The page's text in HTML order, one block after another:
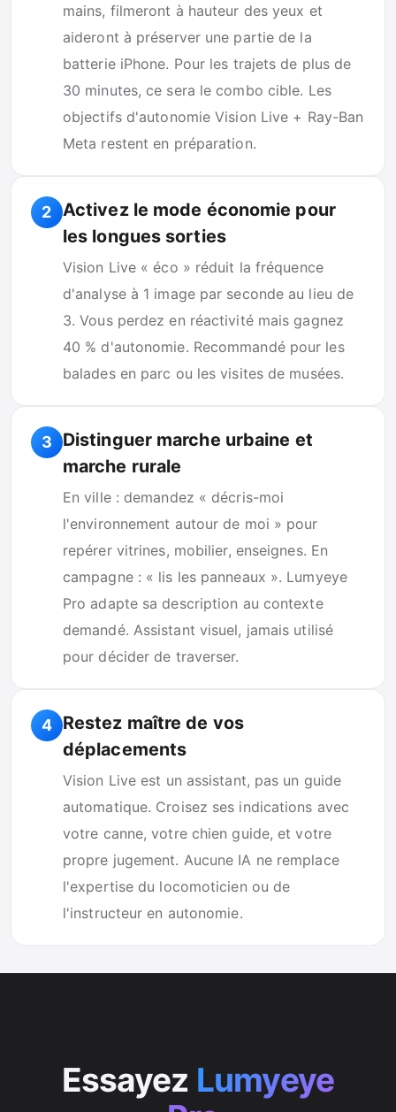
mains, filmeront à hauteur des yeux et
aideront à préserver une partie de la
batterie iPhone. Pour les trajets de plus de
30 minutes, ce sera le combo cible. Les
objectifs d'autonomie Vision Live + Ray-Ban
Meta restent en préparation.
2
Activez le mode économie pour
les longues sorties
Vision Live « éco » réduit la fréquence
d'analyse à 1 image par seconde au lieu de
3. Vous perdez en réactivité mais gagnez
40 % d'autonomie. Recommandé pour les
balades en parc ou les visites de musées.
3
Distinguer marche urbaine et
marche rurale
En ville : demandez « décris-moi
l'environnement autour de moi » pour
repérer vitrines, mobilier, enseignes. En
campagne : « lis les panneaux ». Lumyeye
Pro adapte sa description au contexte
demandé. Assistant visuel, jamais utilisé
pour décider de traverser.
4
Restez maître de vos
déplacements
Vision Live est un assistant, pas un guide
automatique. Croisez ses indications avec
votre canne, votre chien guide, et votre
propre jugement. Aucune IA ne remplace
l'expertise du locomoticien ou de
l'instructeur en autonomie.
Essayez Lumyeye